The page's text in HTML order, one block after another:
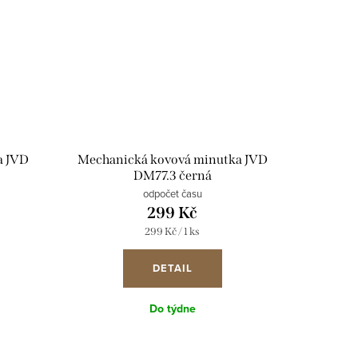
JVD
Mechanická kovová minutka JVD
DM77.3 černá
odpočet času
299 Kč
Měrná
cena:
299 Kč / 1 ks
DETAIL
Do týdne